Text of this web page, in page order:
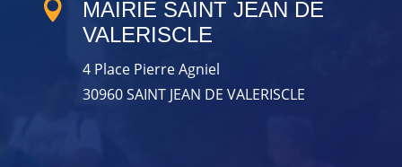

MAIRIE SAINT JEAN DE
VALERISCLE
4 Place Pierre Agniel
30960 SAINT JEAN DE VALERISCLE